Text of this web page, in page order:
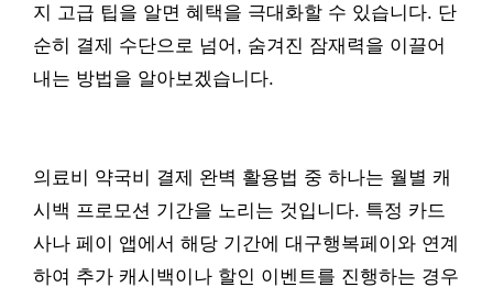
지 고급 팁을 알면 혜택을 극대화할 수 있습니다. 단
순히 결제 수단으로 넘어, 숨겨진 잠재력을 이끌어
내는 방법을 알아보겠습니다.
의료비 약국비 결제 완벽 활용법 중 하나는 월별 캐
시백 프로모션 기간을 노리는 것입니다. 특정 카드
사나 페이 앱에서 해당 기간에 대구행복페이와 연계
하여 추가 캐시백이나 할인 이벤트를 진행하는 경우